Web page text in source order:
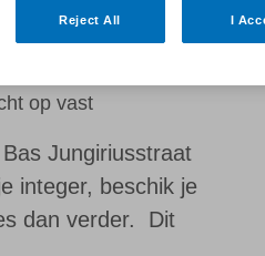
op vast
Jungiriusstraat
integer, beschik je
dan verder. Dit
Reject All I